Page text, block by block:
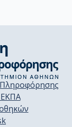
Πληροφόρησης